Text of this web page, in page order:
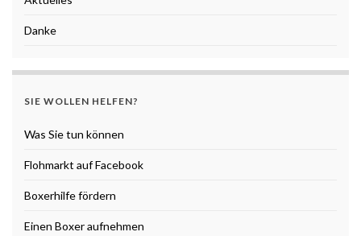
Danke
SIE WOLLEN HELFEN?
Was Sie tun können
Flohmarkt auf Facebook
Boxerhilfe fördern
Einen Boxer aufnehmen